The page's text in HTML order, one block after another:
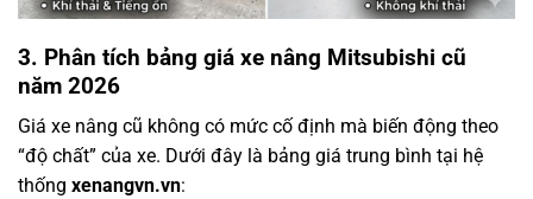
3. Phân tích bảng giá xe nâng Mitsubishi cũ
năm 2026
Giá xe nâng cũ không có mức cố định mà biến động theo
“độ chất” của xe. Dưới đây là bảng giá trung bình tại hệ
thống xenangvn.vn: